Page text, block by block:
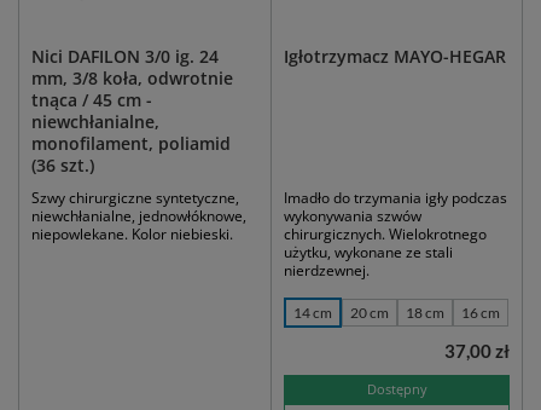
Nici DAFILON 3/0 ig. 24
mm, 3/8 koła, odwrotnie
tnąca / 45 cm -
niewchłanialne,
monofilament, poliamid
(36 szt.)
Szwy chirurgiczne syntetyczne,
niewchłanialne, jednowłóknowe,
niepowlekane. Kolor niebieski.
Igłotrzymacz MAYO-HEGAR
Imadło do trzymania igły podczas
wykonywania szwów
chirurgicznych. Wielokrotnego
użytku, wykonane ze stali
nierdzewnej.
14 cm 20 cm 18 cm 16 cm
Dostępny
37,00 zł